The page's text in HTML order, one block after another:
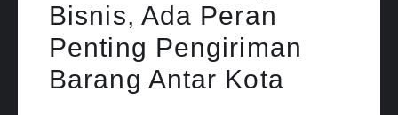
Bisnis, Ada Peran
Penting Pengiriman
Barang Antar Kota